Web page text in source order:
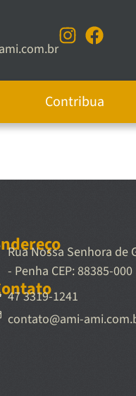
Contribua
Rua Nossa Senhora de
- Penha CEP: 88385-000
47 3319-1241
contato@ami-